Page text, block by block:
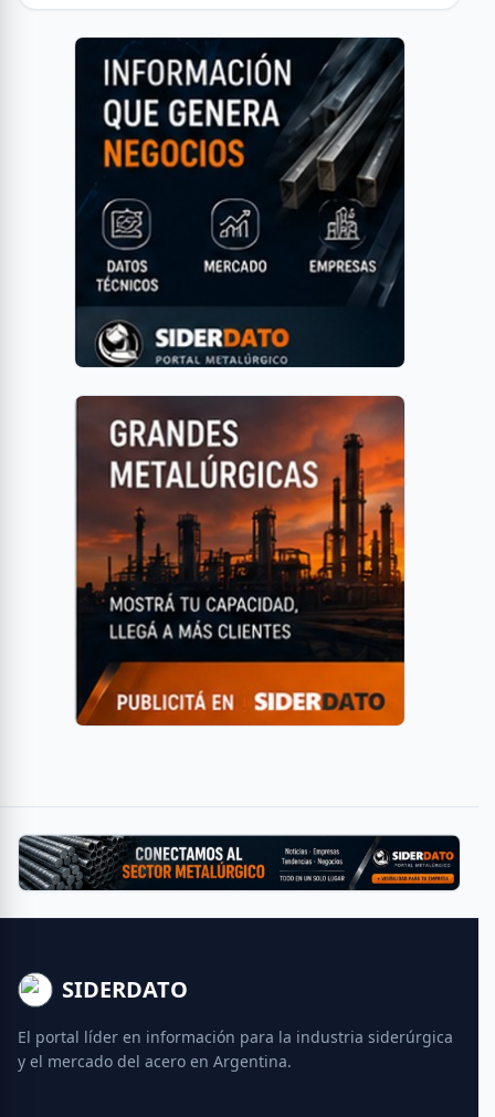
SIDERDATO
El portal líder en información para la industria siderúrgica
y el mercado del acero en Argentina.